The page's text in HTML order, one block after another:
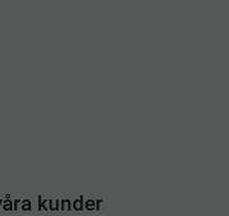
kunder